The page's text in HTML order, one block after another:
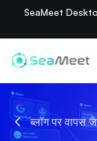
SeaMeet
ब्लॉग पर वापस